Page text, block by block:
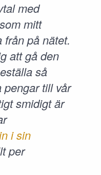
med
mitt
från på nätet.
att gå den
så
pengar till vår
smidigt är
i sin
per